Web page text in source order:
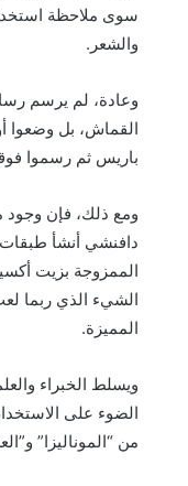
سوى ملاحظة
والشعر.
وعادة، لم يرسم
القماش، بل وضعوا
باريس ثم رسموا
ومع ذلك، فإن وجود
دافنشي أنشأ
الممزوجة بزيت
الشيء الذي ربما
المميزة.
ويسلط الخبراء
الضوء على
من “الموناليزا”